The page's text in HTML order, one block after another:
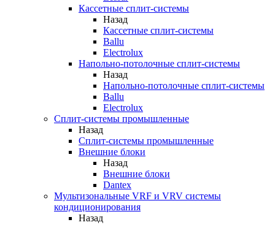
Кассетные сплит-системы
Назад
Кассетные сплит-системы
Ballu
Electrolux
Напольно-потолочные сплит-системы
Назад
Напольно-потолочные сплит-системы
Ballu
Electrolux
Сплит-системы промышленные
Назад
Сплит-системы промышленные
Внешние блоки
Назад
Внешние блоки
Dantex
Мультизональные VRF и VRV системы
кондиционирования
Назад